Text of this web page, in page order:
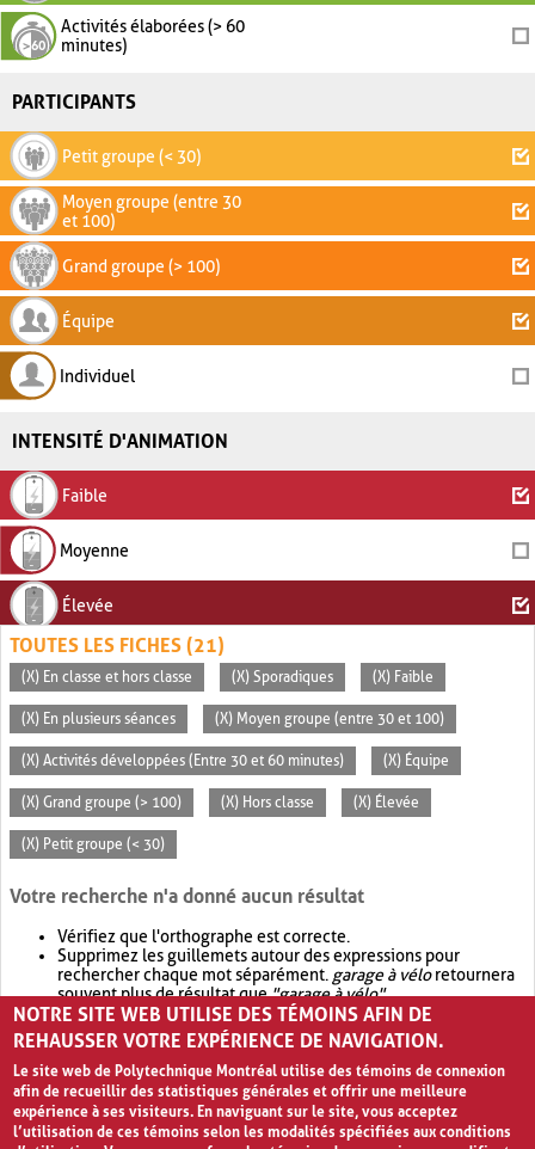
Activités élaborées (> 60
minutes)
PARTICIPANTS
Petit groupe (< 30)
Moyen groupe (entre 30
et 100)
Grand groupe (> 100)
Équipe
Individuel
INTENSITÉ D'ANIMATION
Faible
Moyenne
Élevée
TOUTES LES FICHES (21)
(X) En classe et hors classe (X) Sporadiques (X) Faible
(X) En plusieurs séances (X) Moyen groupe (entre 30 et 100)
(X) Activités développées (Entre 30 et 60 minutes) (X) Équipe
(X) Grand groupe (> 100) (X) Hors classe (X) Élevée
(X) Petit groupe (< 30)
Votre recherche n'a donné aucun résultat
Vérifiez que l'orthographe est correcte.
Supprimez les guillemets autour des expressions pour
rechercher chaque mot séparément. garage à véloretournera
souvent plus de résultat que"garage à vélo".
Envisagez d'élargir votre recherche avec OR.garage OR vélo
retournera souvent plus de résultat quegarage à vélo
NOTRE SITE WEB UTILISE DES TÉMOINS AFIN DE
REHAUSSER VOTRE EXPÉRIENCE DE NAVIGATION.
Le site web de Polytechnique Montréal utilise des témoins de connexion
afin de recueillir des statistiques générales et offrir une meilleure
expérience à ses visiteurs. En naviguant sur le site, vous acceptez
l’utilisation de ces témoins selon les modalités spécifiées aux conditions